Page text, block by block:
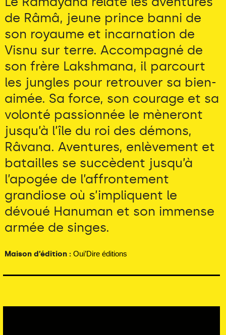
de Râmâ, jeune prince banni de
son royaume et incarnation de
Visnu sur terre. Accompagné de
son frère Lakshmana, il parcourt
les jungles pour retrouver sa bien-
aimée. Sa force, son courage et sa
volonté passionnée le mèneront
jusqu’à l’île du roi des démons,
Râvana. Aventures, enlèvement et
batailles se succèdent jusqu’à
l’apogée de l’affrontement
grandiose où s’impliquent le
dévoué Hanuman et son immense
armée de singes.
Maison d’édition : Oui’Dire éditions